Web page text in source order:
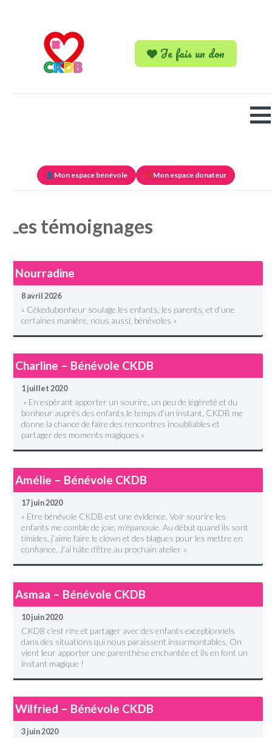
Je fais un don
Mon espace bénévole Mon espace donateur
Les témoignages
Nourradine
8 avril 2026
« Cékedubonheur soulage les enfants, les parents, et d’une
certaines manière, nous aussi, bénévoles »
Charline – Bénévole CKDB
1 juillet 2020
» En espérant apporter un sourire, un peu de légèreté et du
bonheur auprès des enfants le temps d’un instant, CKDB me
donne la chance de faire des rencontres inoubliables et
partager des moments magiques «
Amélie – Bénévole CKDB
17 juin 2020
« Etre bénévole CKDB est une évidence. Voir sourire les
enfants me comble de joie, m’épanouie. Au début quand ils sont
timides, j’aime faire le clown et des blagues pour les mettre en
confiance. J’ai hâte d’être au prochain atelier »
Asmaa – Bénévole CKDB
10 juin 2020
CKDB c’est rire et partager avec des enfants exceptionnels
dans des situations qui nous paraissent insurmontables. On
vient leur apporter une parenthèse enchantée et ils en font un
instant magique !
Wilfried – Bénévole CKDB
3 juin 2020